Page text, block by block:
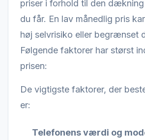
priser i forhold til den
du får. En lav månedlig pris
høj selvrisiko eller begrænset
Følgende faktorer har størst
prisen:
De vigtigste faktorer, der
er:
Telefonens værdi og